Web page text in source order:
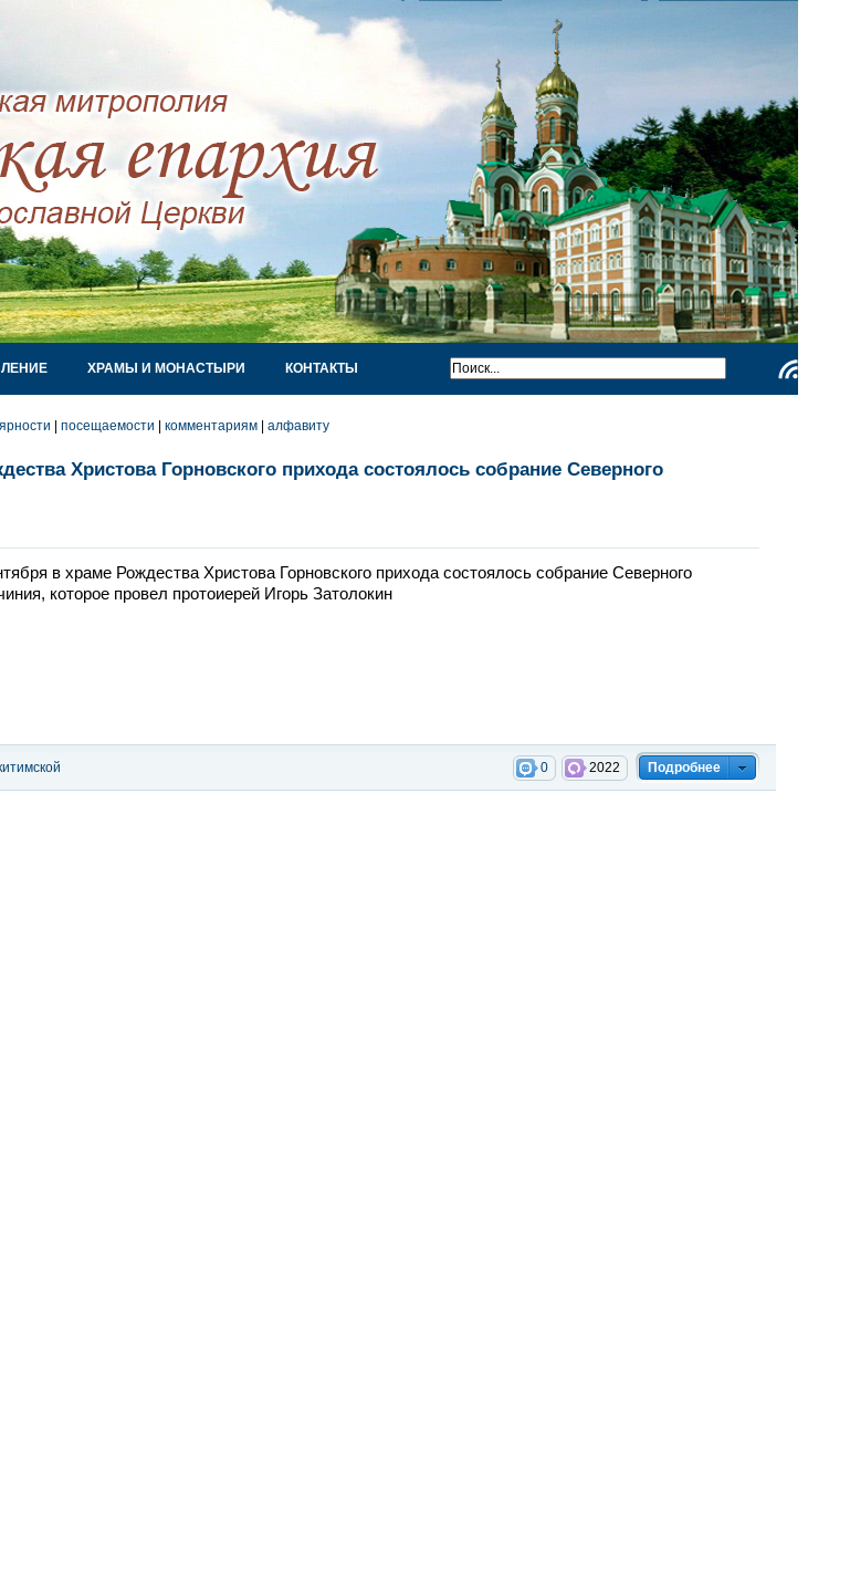
ХРАМЫ И МОНАСТЫРИ
КОНТАКТЫ
посещаемости комментариям алфавиту
Христова Горновского прихода состоялось собрание Северного
в храме Рождества Христова Горновского прихода состоялось собрание Северного
которое провел протоиерей Игорь Затолокин
Подробнее
2022
0